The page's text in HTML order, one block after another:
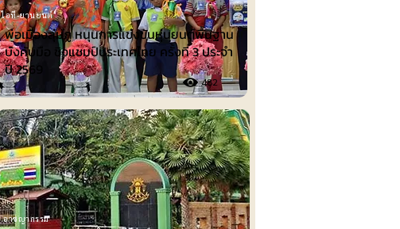
อาชญากรรม
ไอที-ยานยนต์
พ่อเมืองลุ่มภู หนุนการแข่งขันหุ่นยนต์พื้นฐาน
บังคับมือ ชิงแชมป์ประเทศไทย ครั้งที่ 3 ประจำ
ปี 2569
482